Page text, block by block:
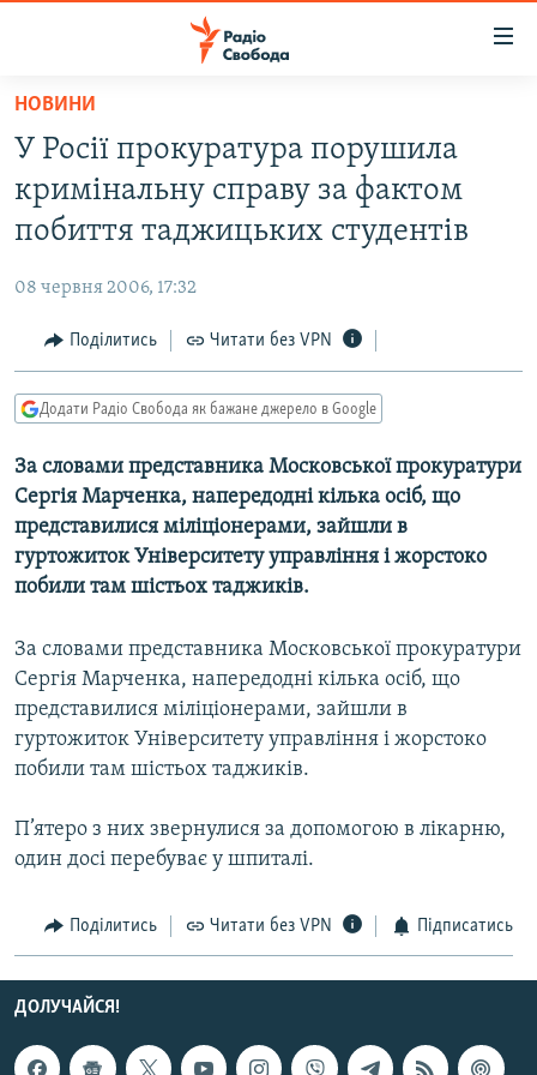
Перейти
основного
матеріалу
Перейти
до
основної
навігації
Перейти
до
пошуку
ВСЕ ЗА ДОБУ
СТАТТІ
ЕКОНОМІКА
СУСПІЛЬСТВО
УКРАЇНА
СВІТ
РОСІЙСЬКА «ФІЛЬТРАЦІЯ»
ДОНБАС.РЕАЛІЇ
ТИ ЯК?
СХЕМИ
КИТАЙ.ВИКЛИКИ
МУЛЬТИМЕДІА
СПЕЦПРОЄКТИ
ПОДКАСТИ
КРИМ РЕАЛІЇ
УКР
КТАТ
ДОЛУЧАЙСЯ!
НОВИНИ
У Росії прокуратура порушила
кримінальну справу за фактом
побиття таджицьких студентів
08 червня 2006, 17:32
Поділитись Читати без VPN
Додати Радіо Свобода як бажане джерело в Google
За словами представника Московської прокуратури
Сергія Марченка, напередодні кілька осіб, що
представилися міліціонерами, зайшли в
гуртожиток Університету управління і жорстоко
побили там шістьох таджиків.
За словами представника Московської прокуратури
Сергія Марченка, напередодні кілька осіб, що
представилися міліціонерами, зайшли в
гуртожиток Університету управління і жорстоко
побили там шістьох таджиків.
П’ятеро з них звернулися за допомогою в лікарню,
один досі перебуває у шпиталі.
Поділитись Читати без VPN Підписатись
ДОЛУЧАЙСЯ!